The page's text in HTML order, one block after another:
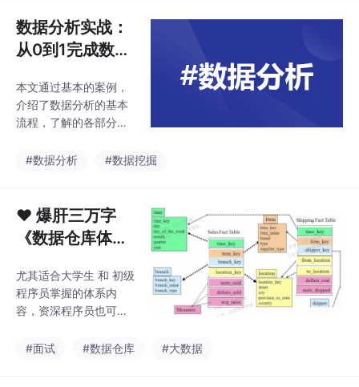
的推出，更是向世界宣
告 AI 技术已迈入一个全
新的纪元。OpenAI 的
评价道，这如同将科幻
电影的情节带入现实。
GPT-4o 的问世，标志
跃，它不再局限于单一
数据分析实战：
从0到1完成数据
化
本文通过基本的案例，
介绍了数据分析的基本
流程，了解的各部分的
化其实不难，主要是开
集不到自己所需要的数
据而懊恼或者放弃，因
此本文给大家介绍了数
用的工具(亮 数 据 官
网)，希望对大家有所帮
助，能有更多的时间用
信息，利用数据更好的
#数据分析 #数据挖掘
❤️ 爆肝三万字
《数据仓库体
节offer ❤️【建
议收藏】
尤其适合大学生 和 初级
程序员掌握的体系内
容，资深程序员也可夯
#面试
#数据仓库 #大数据